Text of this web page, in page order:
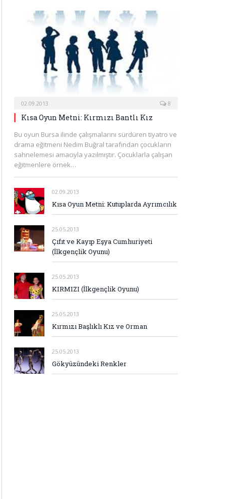
02.09.2013 8
Kısa Oyun Metni: Kırmızı Bantlı Kız
Bu oyun Bursa ilinde çalışmalarını sürdüren tiyatro ve
drama eğitmeni Nedim Buğral tarafından çocukların
sahnelemesi amacıyla yazılmıştır. Çocuklarla çalışan
eğitmenlere örnek…
02.09.2013
Kısa Oyun Metni: Kutuplarda Ayrımcılık
25.05.2013
Çıfıt ve Kayıp Eşya Cumhuriyeti
(İlkgençlik Oyunu)
25.05.2013
KIRMIZI (İlkgençlik Oyunu)
25.05.2013
Kırmızı Başlıklı Kız ve Orman
25.05.2013
Gökyüzündeki Renkler